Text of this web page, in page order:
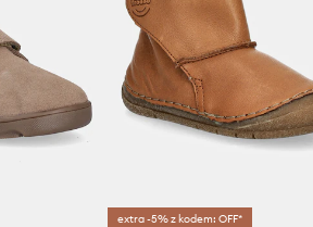
extra -5% z kodem: OFF*